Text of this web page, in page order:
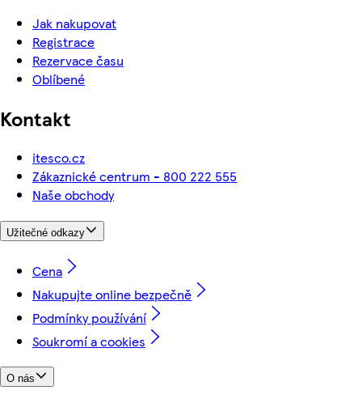
Jak nakupovat
Registrace
Rezervace času
Oblíbené
Kontakt
itesco.cz
Zákaznické centrum - 800 222 555
Naše obchody
Užitečné odkazy
Cena
Nakupujte online bezpečně
Podmínky používání
Soukromí a cookies
O nás